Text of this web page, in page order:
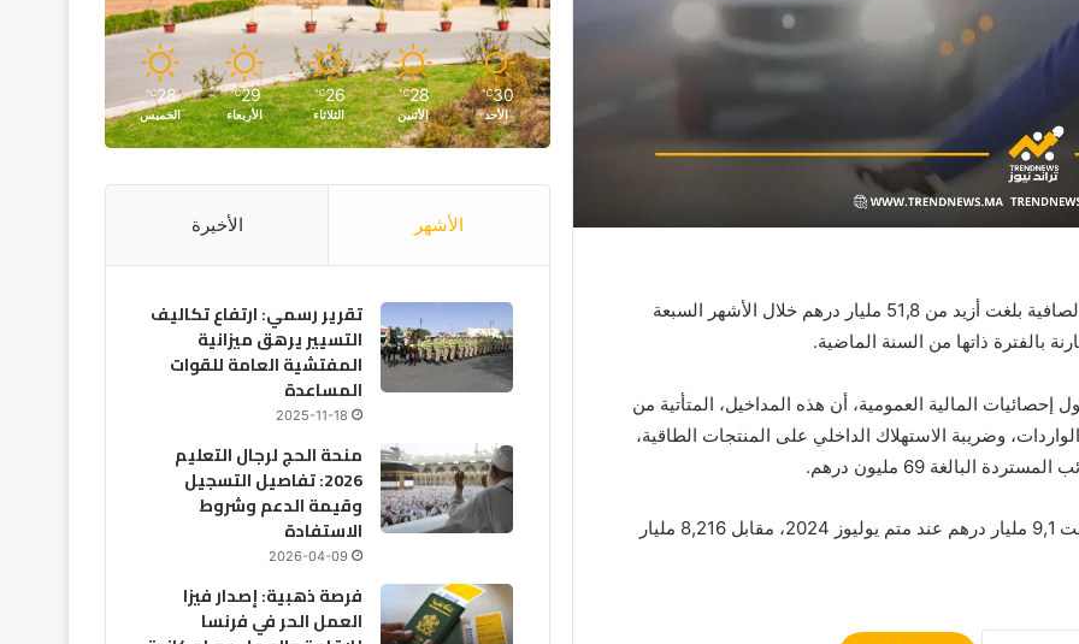
أفادت الخزينة العامة للمملكة بأن المداخيل الجمركية الصافية بلغت أزيد من 51,8 مليار درهم خلال الأشهر السبعة
إحصائيات المالية العمومية، أن هذه المداخيل، المتأتية من
وضريبة الاستهلاك الداخلي على المنتجات الطاقية،
البالغة 69 مليون درهم.
وأضاف المصدر ذاته أن المداخيل الجمركية الصافية بلغت 9,1 مليار درهم عند متم يوليوز 2024، مقابل 8,216 مليار
30
℃
الأحد
28
℃
الأثنين
26
℃
الثلاثاء
29
℃
الأربعاء
28
℃
الخميس
الأشهر الأخيرة
تقرير رسمي: ارتفاع تكاليف
التسيير يرهق ميزانية
المفتشية العامة للقوات
المساعدة
2025-11-18
منحة الحج لرجال التعليم
2026: تفاصيل التسجيل
وقيمة الدعم وشروط
الاستفادة
2026-04-09
فرصة ذهبية: إصدار فيزا
العمل الحر في فرنسا